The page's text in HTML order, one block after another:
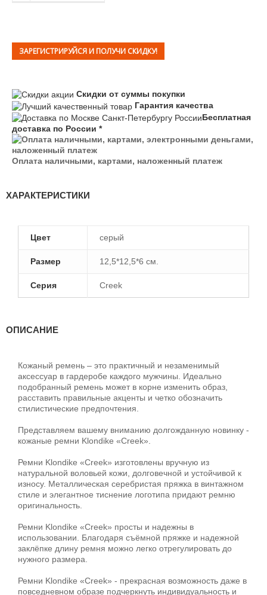
ЗАРЕГИСТРИРУЙСЯ И ПОЛУЧИ СКИДКУ!
Скидки от суммы покупки
Гарантия качества
Бесплатная
доставка по России *
Оплата наличными, картами, наложенный платеж
ХАРАКТЕРИСТИКИ
Цвет серый
Размер 12,5*12,5*6 см.
Серия Creek
ОПИСАНИЕ
Кожаный ремень – это практичный и незаменимый
аксессуар в гардеробе каждого мужчины. Идеально
подобранный ремень может в корне изменить образ,
расставить правильные акценты и четко обозначить
стилистические предпочтения.
Представляем вашему вниманию долгожданную новинку -
кожаные ремни Klondike «Creek».
Ремни Klondike «Creek» изготовлены вручную из
натуральной воловьей кожи, долговечной и устойчивой к
износу. Металлическая серебристая пряжка в винтажном
стиле и элегантное тиснение логотипа придают ремню
оригинальность.
Ремни Klondike «Creek» просты и надежны в
использовании. Благодаря съёмной пряжке и надежной
заклёпке длину ремня можно легко отрегулировать до
нужного размера.
Ремни Klondike «Creek» - прекрасная возможность даже в
повседневном образе подчеркнуть индивидуальность и